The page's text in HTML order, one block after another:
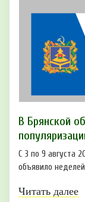
В Брянской
С 3 по 9 августа
объявило
Читать далее